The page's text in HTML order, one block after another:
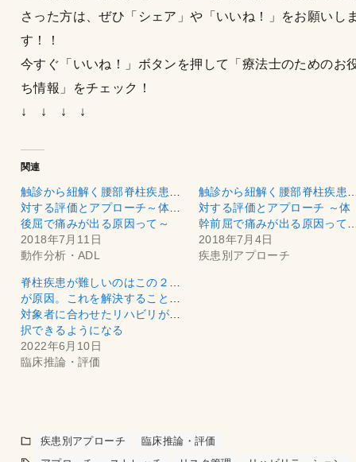
さった方は、ぜひ「シェア」や「いいね！」をお願いし
す！！
今すぐ「いいね！」ボタンを押して「療法士のためのお
ち情報」をチェック！
↓ ↓ ↓ ↓
関連
触診から紐解く腰部脊柱疾患に
対する評価とアプローチ～体幹
後屈で痛みが出る原因って～
2018年7月11日
動作分析・ADL
触診から紐解く腰部脊柱疾患
対する評価とアプローチ ～体
2018年7月4日
疾患別アプローチ
脊柱疾患が難しいのはこの２つ
が原因。これを解決することで
対象者に合わせたリハビリが選
択できるようになる
2022年6月10日
臨床推論・評価
疾患別アプローチ
臨床推論・評価